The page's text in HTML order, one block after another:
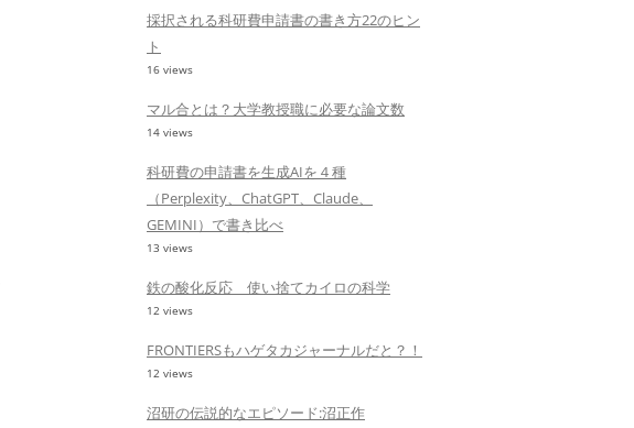
採択される科研費申請書の書き方22のヒン
ト
16 views
マル合とは？大学教授職に必要な論文数
14 views
科研費の申請書を生成AIを４種
（Perplexity、ChatGPT、Claude、
GEMINI）で書き比べ
13 views
鉄の酸化反応 使い捨てカイロの科学
12 views
FRONTIERSもハゲタカジャーナルだと？！
12 views
沼研の伝説的なエピソード:沼正作